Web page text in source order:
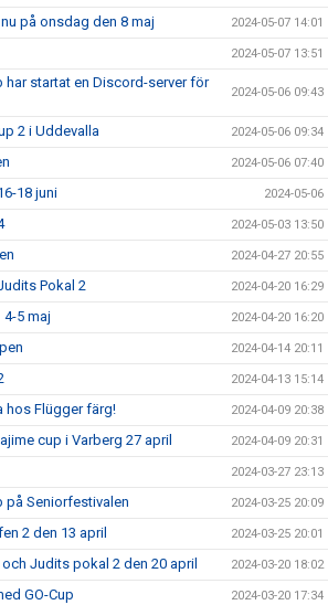
på onsdag den 8 maj 2024-05-07 14:01
2024-05-07 13:51
startat en Discord-server för
2024-05-06 09:43
2 i Uddevalla 2024-05-06 09:34
2024-05-06 07:40
18 juni 2024-05-06
2024-05-03 13:50
2024-04-27 20:55
Pokal 2 2024-04-20 16:29
5 maj 2024-04-20 16:20
2024-04-14 20:11
2024-04-13 15:14
hos Flügger färg! 2024-04-09 20:38
cup i Varberg 27 april 2024-04-09 20:31
2024-03-27 23:13
Seniorfestivalen 2024-03-25 20:09
2 den 13 april 2024-03-25 20:01
Judits pokal 2 den 20 april 2024-03-20 18:02
GO-Cup 2024-03-20 17:34